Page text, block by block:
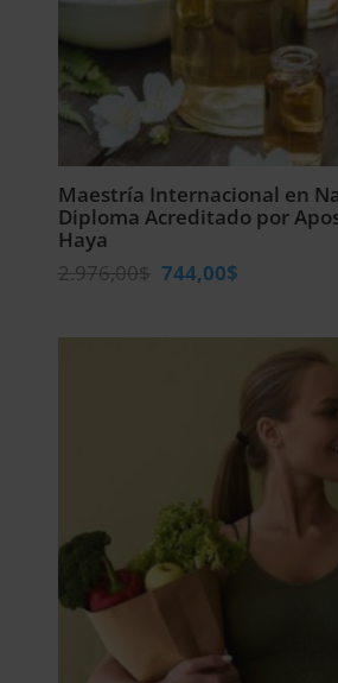
Maestría Internacional en
Diploma Acreditado por
Haya
2.976,00$ El
744,00$El